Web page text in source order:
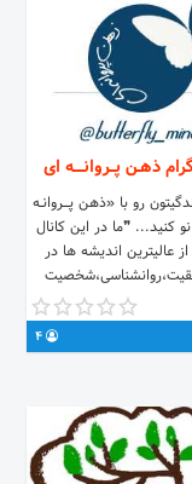
ذهـن پــروانــــه ای
رو با «ذهن پـــــروانــه
کنید... ❞ما در این کانال
عالیترین اندیشه ها در
رشد
ای و فایل های صوتی و
و.... ارائه کرده ایم